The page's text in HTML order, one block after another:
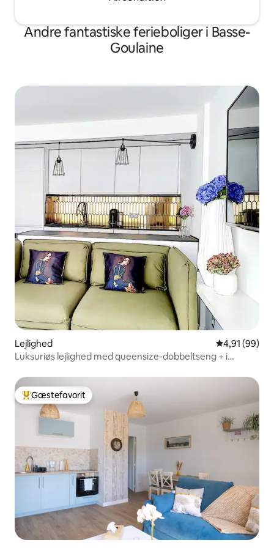
Andre fantastiske ferieboliger i Basse-
Goulaine
Lejlighed 4,91 ud af 5 i
4,91 (99)
Luksuriøs lejlighed med queensize-dobbeltseng + i
Bedste gæstefavorit
Gæstefavorit